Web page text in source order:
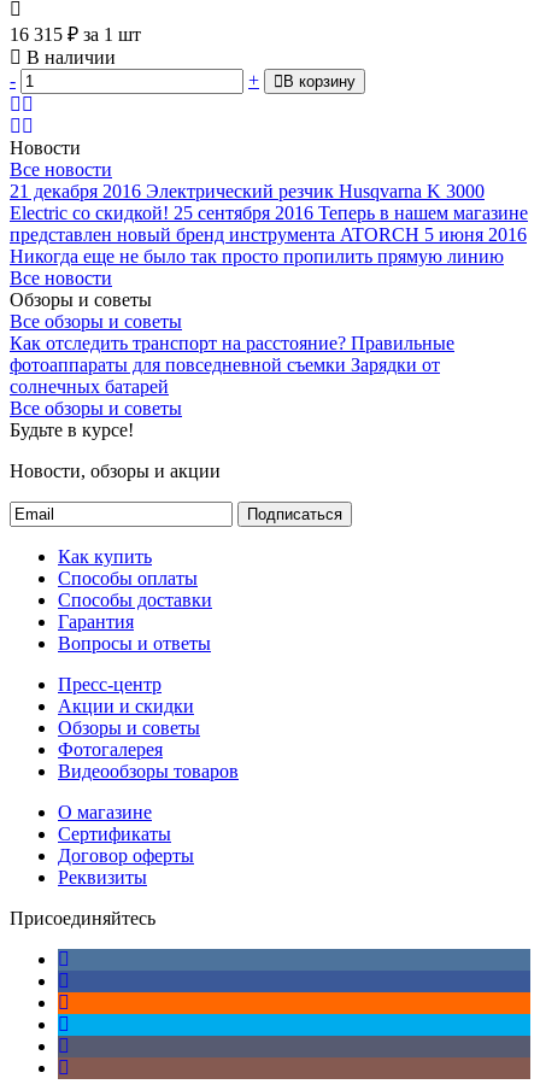
16 315 ₽ за 1 шт
В наличии
-
+ В корзину
Новости
Все новости
21 декабря 2016 Электрический резчик Husqvarna K 3000
Electric со скидкой! 25 сентября 2016 Теперь в нашем магазине
представлен новый бренд инструмента ATORCH 5 июня 2016
Никогда еще не было так просто пропилить прямую линию
Все новости
Обзоры и советы
Все обзоры и советы
Как отследить транспорт на расстояние? Правильные
фотоаппараты для повседневной съемки Зарядки от
солнечных батарей
Все обзоры и советы
Будьте в курсе!
Новости, обзоры и акции
Подписаться
Как купить
Способы оплаты
Способы доставки
Гарантия
Вопросы и ответы
Пресс-центр
Акции и скидки
Обзоры и советы
Фотогалерея
Видеообзоры товаров
О магазине
Сертификаты
Договор оферты
Реквизиты
Присоединяйтесь